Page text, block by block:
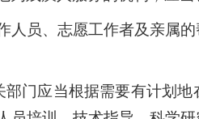
人员、志愿工作者及亲属
门应当根据需要有计划